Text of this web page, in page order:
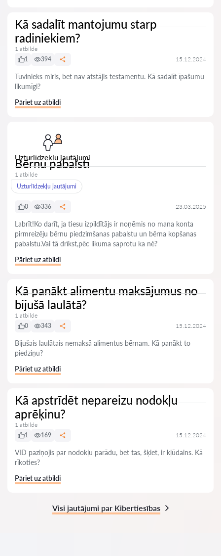
Kā sadalīt mantojumu starp
radiniekiem?
1 atbilde
1
394 15.12.2024
Tuvinieks miris, bet nav atstājis testamentu. Kā sadalīt īpašumu
likumīgi?
Pāriet uz atbildi
Uzturlīdzekļu jautājumi
Bērnu pabalsti
1 atbilde
Uzturlīdzekļu jautājumi
0 336 23.03.2025
Labrīt!Ko darīt, ja tiesu izpildītājs ir noņēmis no mana konta
pirmreizēju bērnu piedzimšanas pabalstu un bērna kopšanas
pabalstu.Vai tā drīkst,pēc likuma saprotu ka nè?
Pāriet uz atbildi
Kā panākt alimentu maksājumus no
bijušā laulātā?
1 atbilde
0
343 15.12.2024
Bijušais laulātais nemaksā alimentus bērnam. Kā panākt to
piedziņu?
Pāriet uz atbildi
Kā apstrīdēt nepareizu nodokļu
aprēķinu?
1 atbilde
1
169 15.12.2024
VID paziņojis par nodokļu parādu, bet tas, šķiet, ir kļūdains. Kā
rīkoties?
Pāriet uz atbildi
Visi jautājumi par Kibertiesības